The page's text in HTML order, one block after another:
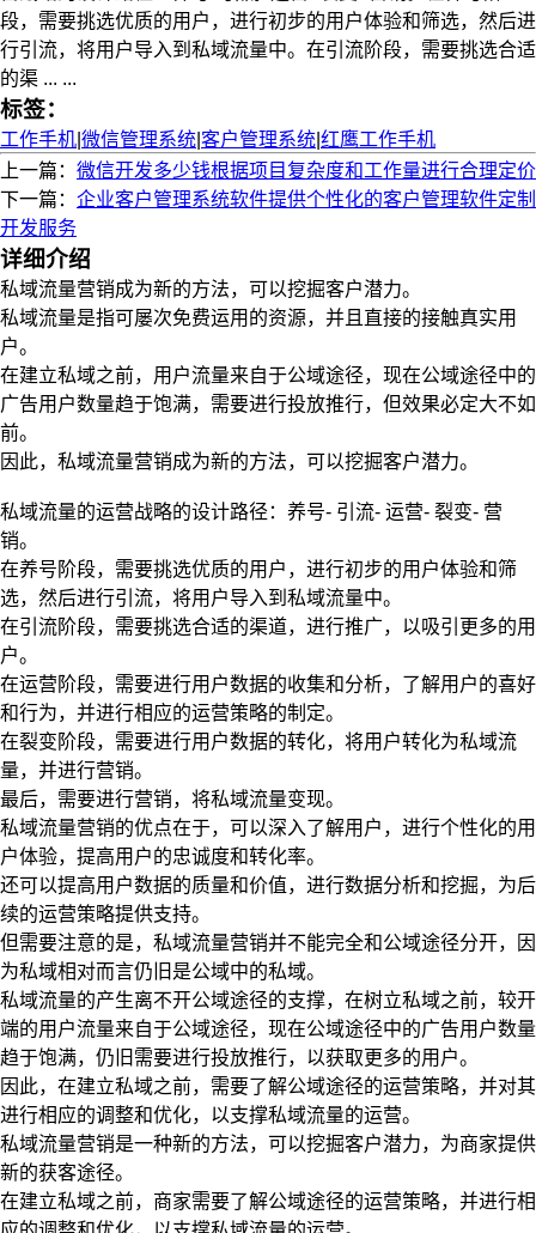
段，需要挑选优质的用户，进行初步的用户体验和筛选，然后进
行引流，将用户导入到私域流量中。在引流阶段，需要挑选合适
的渠 ... ...
标签：
工作手机 微信管理系统 客户管理系统 红鹰工作手机
上一篇： 微信开发多少钱根据项目复杂度和工作量进行合理定价
下一篇： 企业客户管理系统软件提供个性化的客户管理软件定制
开发服务
详细介绍
私域流量营销成为新的方法，可以挖掘客户潜力。
私域流量是指可屡次免费运用的资源，并且直接的接触真实用
户。
在建立私域之前，用户流量来自于公域途径，现在公域途径中的
广告用户数量趋于饱满，需要进行投放推行，但效果必定大不如
前。
因此，私域流量营销成为新的方法，可以挖掘客户潜力。
私域流量的运营战略的设计路径：养号- 引流- 运营- 裂变- 营
销。
在养号阶段，需要挑选优质的用户，进行初步的用户体验和筛
选，然后进行引流，将用户导入到私域流量中。
在引流阶段，需要挑选合适的渠道，进行推广，以吸引更多的用
户。
在运营阶段，需要进行用户数据的收集和分析，了解用户的喜好
和行为，并进行相应的运营策略的制定。
在裂变阶段，需要进行用户数据的转化，将用户转化为私域流
量，并进行营销。
最后，需要进行营销，将私域流量变现。
私域流量营销的优点在于，可以深入了解用户，进行个性化的用
户体验，提高用户的忠诚度和转化率。
还可以提高用户数据的质量和价值，进行数据分析和挖掘，为后
续的运营策略提供支持。
但需要注意的是，私域流量营销并不能完全和公域途径分开，因
为私域相对而言仍旧是公域中的私域。
私域流量的产生离不开公域途径的支撑，在树立私域之前，较开
端的用户流量来自于公域途径，现在公域途径中的广告用户数量
趋于饱满，仍旧需要进行投放推行，以获取更多的用户。
因此，在建立私域之前，需要了解公域途径的运营策略，并对其
进行相应的调整和优化，以支撑私域流量的运营。
私域流量营销是一种新的方法，可以挖掘客户潜力，为商家提供
新的获客途径。
在建立私域之前，商家需要了解公域途径的运营策略，并进行相